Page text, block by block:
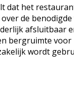
dat het
de
afsluitbaar
bergruimte
wordt